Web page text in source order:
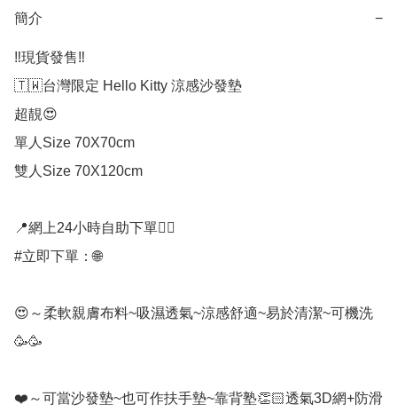
簡介 −
‼️現貨發售‼️
🇹🇼台灣限定 Hello Kitty 涼感沙發墊
超靚😍
單人Size 70X70cm
雙人Size 70X120cm
📍網上24小時自助下單👍🏻
#立即下單：🌐
😍～柔軟親膚布料~吸濕透氣~涼感舒適~易於清潔~可機洗
🥳🥳
❤️～可當沙發墊~也可作扶手墊~靠背塾👏🏻透氣3D網+防滑